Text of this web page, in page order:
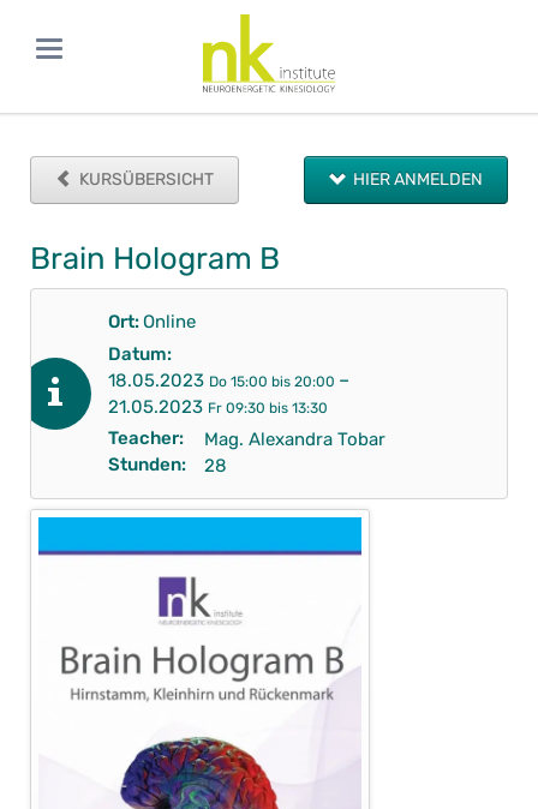
KURSÜBERSICHT HIER ANMELDEN
Brain Hologram B
Ort: Online
Datum:
18.05.2023 Do 15:00 bis 20:00 –
21.05.2023 Fr 09:30 bis 13:30
Teacher:
Mag. Alexandra Tobar
Stunden:
28